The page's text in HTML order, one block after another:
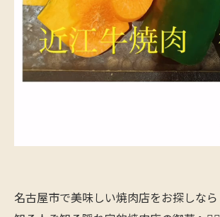
名古屋市で美味しい焼肉店をお探しなら